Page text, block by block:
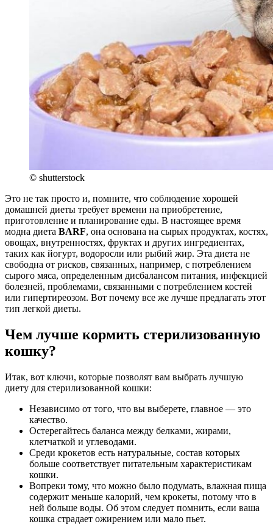
© shutterstock
Это не так просто и, помните, что соблюдение хорошей
домашней диеты требует времени на приобретение,
приготовление и планирование еды. В настоящее время
модна диета BARF, она основана на сырых продуктах, костях,
овощах, внутренностях, фруктах и ​​других ингредиентах,
таких как йогурт, водоросли или рыбий жир. Эта диета не
свободна от рисков, связанных, например, с потреблением
сырого мяса, определенным дисбалансом питания, инфекцией
болезней, проблемами, связанными с потреблением костей
или гипертиреозом. Вот почему все же лучше предлагать этот
тип легкой диеты.
Чем лучше кормить стерилизованную
кошку?
Итак, вот ключи, которые позволят вам выбрать лучшую
диету для стерилизованной кошки:
Независимо от того, что вы выберете, главное — это
качество.
Остерегайтесь баланса между белками, жирами,
клетчаткой и углеводами.
Среди крокетов есть натуральные, состав которых
больше соответствует питательным характеристикам
кошки.
Вопреки тому, что можно было подумать, влажная пища
содержит меньше калорий, чем крокеты, потому что в
ней больше воды. Об этом следует помнить, если ваша
кошка страдает ожирением или мало пьет.